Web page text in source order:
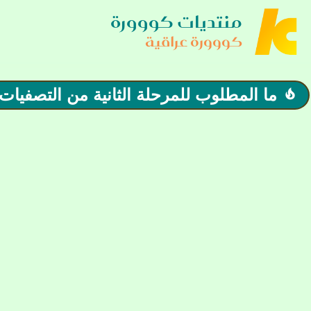
منتديات كووورة
كووورة عراقية
 ما المطلوب للمرحلة الثانية من